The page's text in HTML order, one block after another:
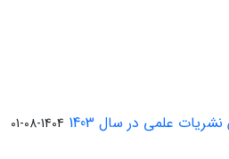
علمی در سال 1403 1404-08-01